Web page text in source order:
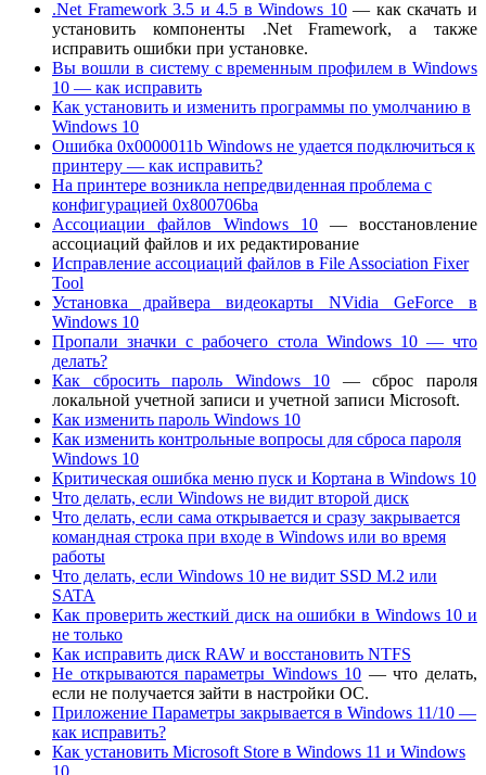
.Net Framework 3.5 и 4.5 в Windows 10— как скачать и
установить компоненты .Net Framework, а также
исправить ошибки при установке.
Вы вошли в систему с временным профилем в Windows
10 — как исправить
Как установить и изменить программы по умолчанию в
Windows 10
Ошибка 0x0000011b Windows не удается подключиться к
принтеру — как исправить?
На принтере возникла непредвиденная проблема с
конфигурацией 0x800706ba
Ассоциации файлов Windows 10 — восстановление
ассоциаций файлов и их редактирование
Исправление ассоциаций файлов в File Association Fixer
Tool
Установка драйвера видеокарты NVidia GeForce в
Windows 10
Пропали значки с рабочего стола Windows 10 — что
делать?
Как сбросить пароль Windows 10 — сброс пароля
локальной учетной записи и учетной записи Microsoft.
Как изменить пароль Windows 10
Как изменить контрольные вопросы для сброса пароля
Windows 10
Критическая ошибка меню пуск и Кортана в Windows 10
Что делать, если Windows не видит второй диск
Что делать, если сама открывается и сразу закрывается
командная строка при входе в Windows или во время
работы
Что делать, если Windows 10 не видит SSD M.2 или
SATA
Как проверить жесткий диск на ошибки в Windows 10 и
не только
Как исправить диск RAW и восстановить NTFS
Не открываются параметры Windows 10 — что делать,
если не получается зайти в настройки ОС.
Приложение Параметры закрывается в Windows 11/10 —
как исправить?
Как установить Microsoft Store в Windows 11 и Windows
10